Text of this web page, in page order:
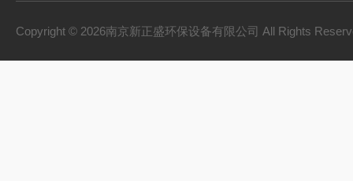
Copyright © 2026南京新正盛环保设备有限公司 All Rights